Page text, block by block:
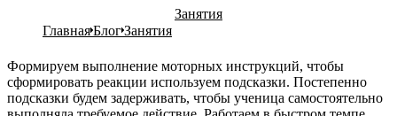
Занятия
ГлавнаяБлогЗанятия
Формируем выполнение моторных инструкций, чтобы
сформировать реакции используем подсказки. Постепенно
подсказки будем задерживать, чтобы ученица самостоятельно